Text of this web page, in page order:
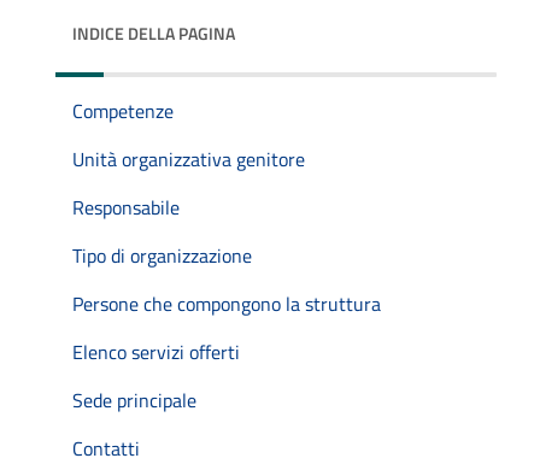
INDICE DELLA PAGINA
Competenze
Unità organizzativa genitore
Responsabile
Tipo di organizzazione
Persone che compongono la struttura
Elenco servizi offerti
Sede principale
Contatti